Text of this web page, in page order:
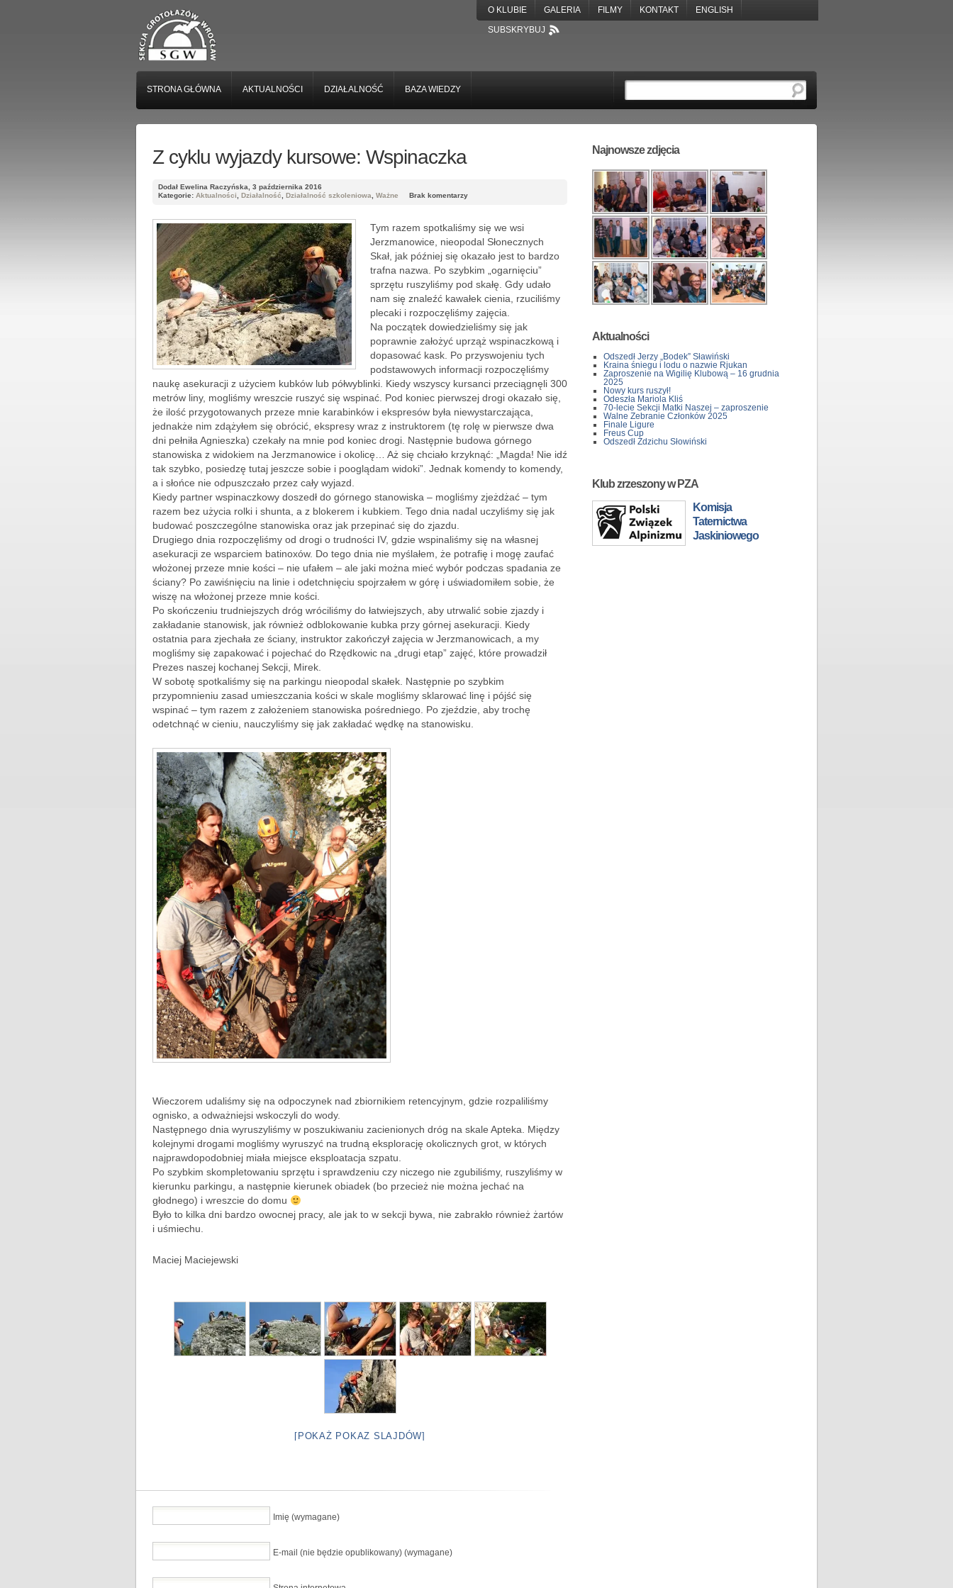
O KLUBIE GALERIA FILMY KONTAKT
ENGLISH
SUBSKRYBUJ
STRONA GŁÓWNA AKTUALNOŚCI DZIAŁALNOŚĆ BAZA WIEDZY
Z cyklu wyjazdy kursowe: Wspinaczka
Dodał Ewelina Raczyńska, 3 października 2016
Kategorie: Aktualności, Działalność, Działalność szkoleniowa, Ważne Brak komentarzy
Tym razem spotkaliśmy się we wsi
Jerzmanowice, nieopodal Słonecznych
Skał, jak później się okazało jest to bardzo
trafna nazwa. Po szybkim „ogarnięciu”
sprzętu ruszyliśmy pod skałę. Gdy udało
nam się znaleźć kawałek cienia, rzuciliśmy
plecaki i rozpoczęliśmy zajęcia.
Na początek dowiedzieliśmy się jak
poprawnie założyć uprząż wspinaczkową i
dopasować kask. Po przyswojeniu tych
podstawowych informacji rozpoczęliśmy
naukę asekuracji z użyciem kubków lub półwyblinki. Kiedy wszyscy kursanci przeciągnęli 300
metrów liny, mogliśmy wreszcie ruszyć się wspinać. Pod koniec pierwszej drogi okazało się,
że ilość przygotowanych przeze mnie karabinków i ekspresów była niewystarczająca,
jednakże nim zdążyłem się obrócić, ekspresy wraz z instruktorem (tę rolę w pierwsze dwa
dni pełniła Agnieszka) czekały na mnie pod koniec drogi. Następnie budowa górnego
stanowiska z widokiem na Jerzmanowice i okolicę… Aż się chciało krzyknąć: „Magda! Nie idź
tak szybko, posiedzę tutaj jeszcze sobie i pooglądam widoki”. Jednak komendy to komendy,
a i słońce nie odpuszczało przez cały wyjazd.
Kiedy partner wspinaczkowy doszedł do górnego stanowiska – mogliśmy zjeżdżać – tym
razem bez użycia rolki i shunta, a z blokerem i kubkiem. Tego dnia nadal uczyliśmy się jak
budować poszczególne stanowiska oraz jak przepinać się do zjazdu.
Drugiego dnia rozpoczęliśmy od drogi o trudności IV, gdzie wspinaliśmy się na własnej
asekuracji ze wsparciem batinoxów. Do tego dnia nie myślałem, że potrafię i mogę zaufać
włożonej przeze mnie kości – nie ufałem – ale jaki można mieć wybór podczas spadania ze
ściany? Po zawiśnięciu na linie i odetchnięciu spojrzałem w górę i uświadomiłem sobie, że
wiszę na włożonej przeze mnie kości.
Po skończeniu trudniejszych dróg wróciliśmy do łatwiejszych, aby utrwalić sobie zjazdy i
zakładanie stanowisk, jak również odblokowanie kubka przy górnej asekuracji. Kiedy
ostatnia para zjechała ze ściany, instruktor zakończył zajęcia w Jerzmanowicach, a my
mogliśmy się zapakować i pojechać do Rzędkowic na „drugi etap” zajęć, które prowadził
Prezes naszej kochanej Sekcji, Mirek.
W sobotę spotkaliśmy się na parkingu nieopodal skałek. Następnie po szybkim
przypomnieniu zasad umieszczania kości w skale mogliśmy sklarować linę i pójść się
wspinać – tym razem z założeniem stanowiska pośredniego. Po zjeździe, aby trochę
odetchnąć w cieniu, nauczyliśmy się jak zakładać wędkę na stanowisku.
Wieczorem udaliśmy się na odpoczynek nad zbiornikiem retencyjnym, gdzie rozpaliliśmy
ognisko, a odważniejsi wskoczyli do wody.
Następnego dnia wyruszyliśmy w poszukiwaniu zacienionych dróg na skale Apteka. Między
kolejnymi drogami mogliśmy wyruszyć na trudną eksplorację okolicznych grot, w których
najprawdopodobniej miała miejsce eksploatacja szpatu.
Po szybkim skompletowaniu sprzętu i sprawdzeniu czy niczego nie zgubiliśmy, ruszyliśmy w
kierunku parkingu, a następnie kierunek obiadek (bo przecież nie można jechać na
głodnego) i wreszcie do domu
Było to kilka dni bardzo owocnej pracy, ale jak to w sekcji bywa, nie zabrakło również żartów
i uśmiechu.
Maciej Maciejewski
[POKAŻ POKAZ SLAJDÓW]
Imię (wymagane)
E-mail (nie będzie opublikowany) (wymagane)
Najnowsze zdjęcia
Aktualności
Odszedł Jerzy „Bodek” Sławiński
Kraina śniegu i lodu o nazwie Rjukan
Zaproszenie na Wigilię Klubową – 16 grudnia
2025
Nowy kurs ruszył!
Odeszła Mariola Kliś
70-lecie Sekcji Matki Naszej – zaproszenie
Walne Zebranie Członków 2025
Finale Ligure
Freus Cup
Odszedł Zdzichu Słowiński
Klub zrzeszony w PZA
Komisja
Taternictwa
Jaskiniowego